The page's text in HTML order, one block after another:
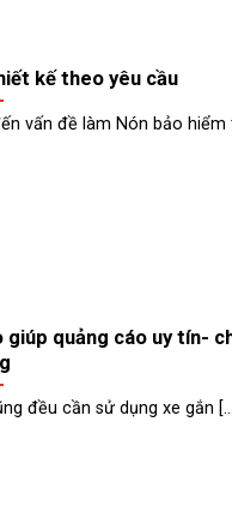
kế theo yêu cầu
vấn đề làm Nón bảo hiểm
giúp quảng cáo uy tín-
đều cần sử dụng xe gắn